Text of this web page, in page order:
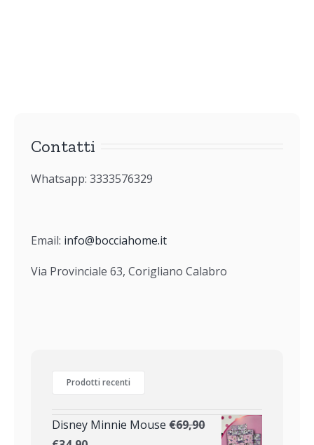
Contatti
Whatsapp: 3333576329
Email: info@bocciahome.it
Via Provinciale 63, Corigliano Calabro
Prodotti recenti
Disney Minnie Mouse €69,90